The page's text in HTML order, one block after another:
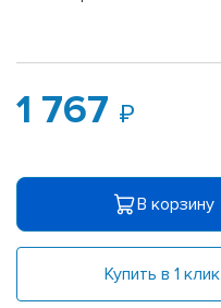
1 767
В корзину
Купить в 1 клик